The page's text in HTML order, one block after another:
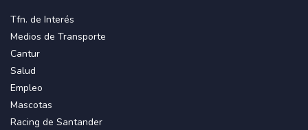
Tfn. de Interés
Medios de Transporte
Cantur
Salud
Empleo
Mascotas
Racing de Santander